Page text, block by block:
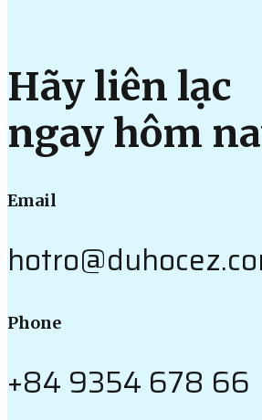
Hãy liên lạc
ngay hôm
Email
Phone
+84 9354 678 66